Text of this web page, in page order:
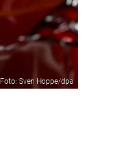
Foto: Sven Hoppe/dpa